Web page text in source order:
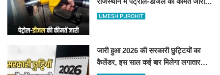
जानिए बीकानेर समेत पुरे प्रदेश में नए रेट
UMESH PUROHIT
जारी हुआ 2026 की सरकारी छुट्टियों का
कैलेंडर, इस साल कई बार मिलेगा लगातार